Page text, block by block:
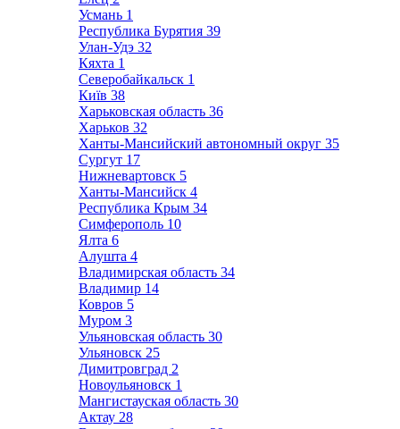
Усмань 1
Республика Бурятия 39
Улан-Удэ 32
Кяхта 1
Северобайкальск 1
Київ 38
Харьковская область 36
Харьков 32
Ханты-Мансийский автономный округ 35
Сургут 17
Нижневартовск 5
Ханты-Мансийск 4
Республика Крым 34
Симферополь 10
Ялта 6
Алушта 4
Владимирская область 34
Владимир 14
Ковров 5
Муром 3
Ульяновская область 30
Ульяновск 25
Димитровград 2
Новоульяновск 1
Мангистауская область 30
Актау 28